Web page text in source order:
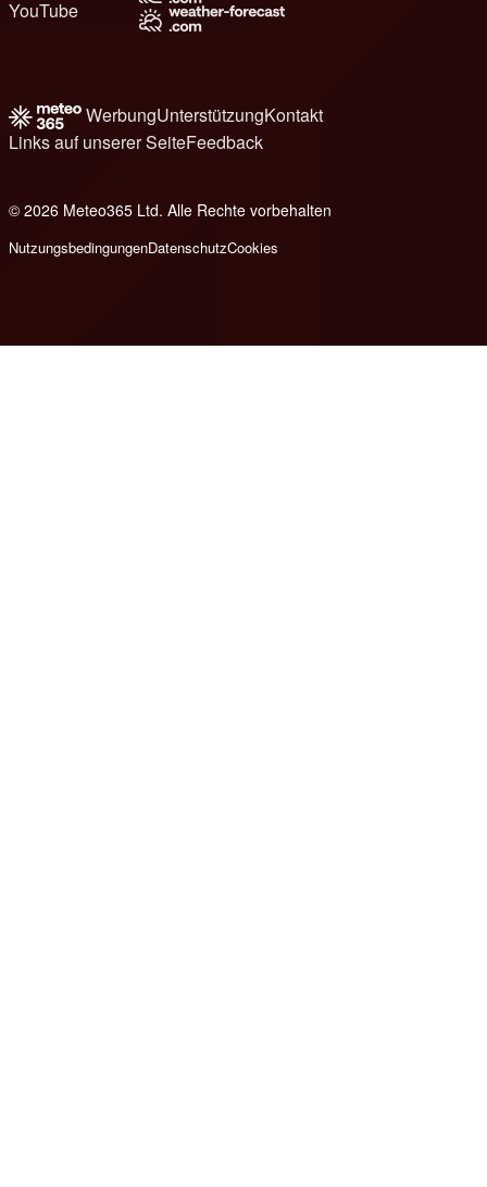
YouTube
WerbungUnterstützungKontakt
Links auf unserer SeiteFeedback
© 2026 Meteo365 Ltd. Alle Rechte vorbehalten
NutzungsbedingungenDatenschutzCookies